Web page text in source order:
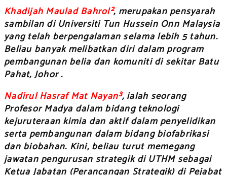
Khadijah Maulad Bahrol², merupakan pensyarah
sambilan di Universiti Tun Hussein Onn Malaysia
yang telah berpengalaman selama lebih 5 tahun.
Beliau banyak melibatkan diri dalam program
pembangunan belia dan komuniti di sekitar Batu
Pahat, Johor .
Nadirul Hasraf Mat Nayan³, ialah seorang
Profesor Madya dalam bidang teknologi
kejuruteraan kimia dan aktif dalam penyelidikan
serta pembangunan dalam bidang biofabrikasi
dan biobahan. Kini, beliau turut memegang
jawatan pengurusan strategik di UTHM sebagai
Ketua Jabatan (Perancangan Strategik) di Pejabat